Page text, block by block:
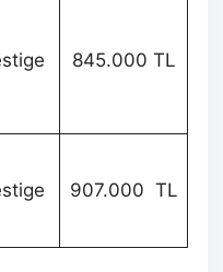
845.000 TL
907.000 TL